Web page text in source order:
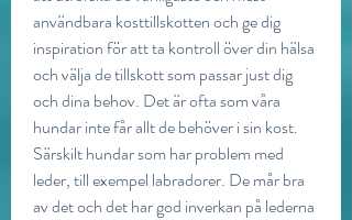
användbara kosttillskotten och ge dig
inspiration för att ta kontroll över din hälsa
och välja de tillskott som passar just dig
och dina behov. Det är ofta som våra
hundar inte får allt de behöver i sin kost.
Särskilt hundar som har problem med
leder, till exempel labradorer. De mår bra
av det och det har god inverkan på lederna